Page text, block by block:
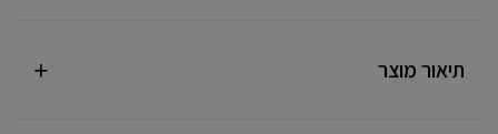
תיאור מוצר